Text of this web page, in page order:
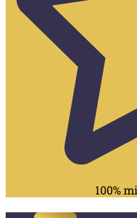
100%